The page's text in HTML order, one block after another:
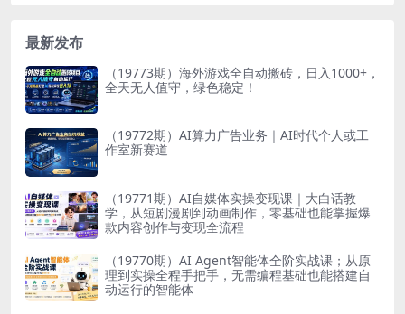
最新发布
（19773期）海外游戏全自动搬砖，日入1000+，
全天无人值守，绿色稳定！
（19772期）AI算力广告业务｜AI时代个人或工
作室新赛道
（19771期）AI自媒体实操变现课｜大白话教
学，从短剧漫剧到动画制作，零基础也能掌握爆
款内容创作与变现全流程
（19770期）AI Agent智能体全阶实战课；从原
理到实操全程手把手，无需编程基础也能搭建自
动运行的智能体